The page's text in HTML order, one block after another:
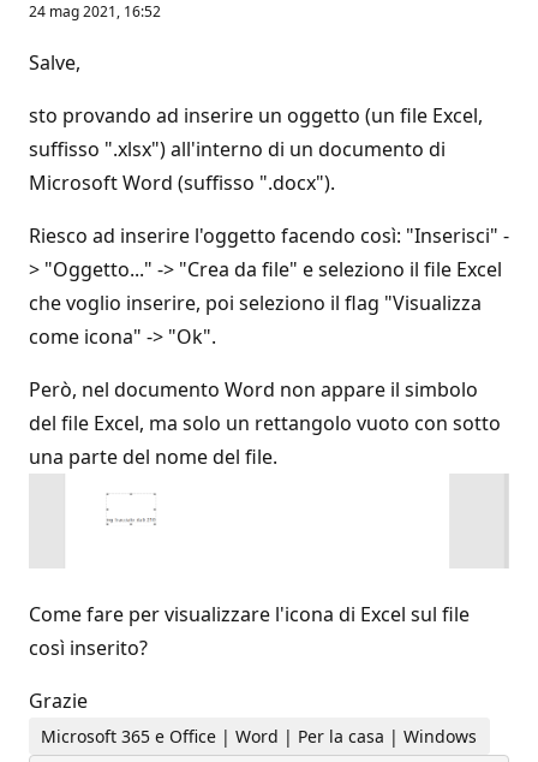
24 mag 2021, 16:52
Salve,
sto provando ad inserire un oggetto (un file Excel,
suffisso ".xlsx") all'interno di un documento di
Microsoft Word (suffisso ".docx").
Riesco ad inserire l'oggetto facendo così: "Inserisci" -
> "Oggetto..." -> "Crea da file" e seleziono il file Excel
che voglio inserire, poi seleziono il flag "Visualizza
come icona" -> "Ok".
Però, nel documento Word non appare il simbolo
del file Excel, ma solo un rettangolo vuoto con sotto
una parte del nome del file.
Come fare per visualizzare l'icona di Excel sul file
così inserito?
Grazie
Microsoft 365 e Office | Word | Per la casa | Windows